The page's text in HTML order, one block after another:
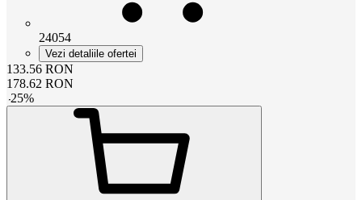
24054
Vezi detaliile ofertei
133.56 RON
178.62 RON
-25%